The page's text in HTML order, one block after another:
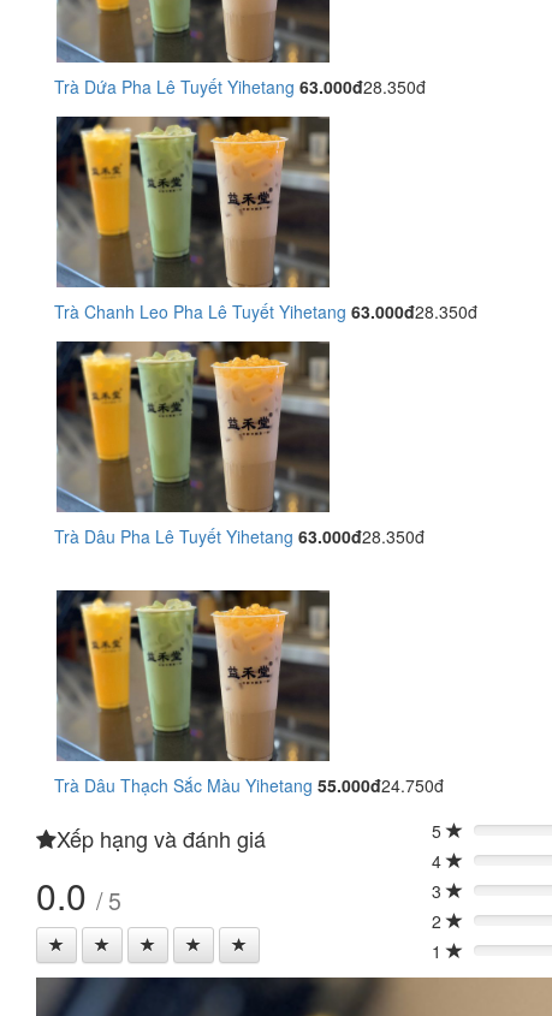
Trà Dứa Pha Lê Tuyết Yihetang 63.000đ28.350đ
Trà Chanh Leo Pha Lê Tuyết Yihetang 63.000đ28.350đ
Trà Dâu Pha Lê Tuyết Yihetang 63.000đ28.350đ
Trà Dâu Thạch Sắc Màu Yihetang 55.000đ24.750đ
Xếp hạng và đánh giá
0.0 / 5
5 0%
4
0%
3
0%
2
0%
1
0%